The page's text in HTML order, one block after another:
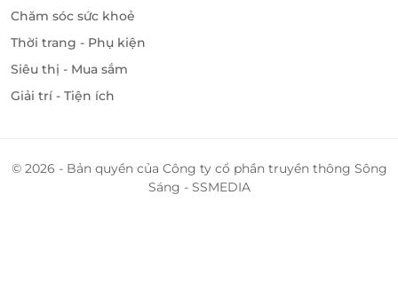
Chăm sóc sức khoẻ
Thời trang - Phụ kiện
Siêu thị - Mua sắm
Giải trí - Tiện ích
© 2026 - Bản quyền của Công ty cổ phần truyền thông Sông
Sáng - SSMEDIA